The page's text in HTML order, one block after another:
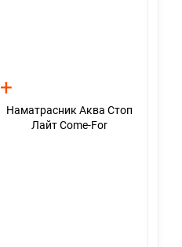
+
Наматрасник Аква Стоп
Лайт Come-For